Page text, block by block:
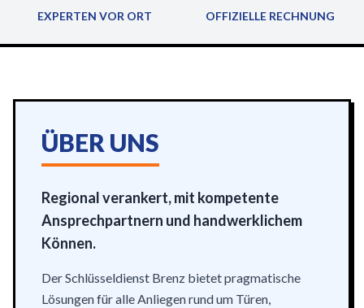
EXPERTEN VOR ORT OFFIZIELLE RECHNUNG
ÜBER UNS
Regional verankert, mit kompetente
Ansprechpartnern und handwerklichem
Können.
Der Schlüsseldienst Brenz bietet pragmatische
Lösungen für alle Anliegen rund um Türen,